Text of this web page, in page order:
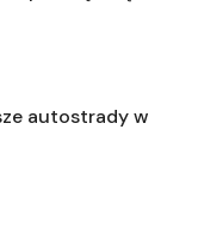
autostrady w